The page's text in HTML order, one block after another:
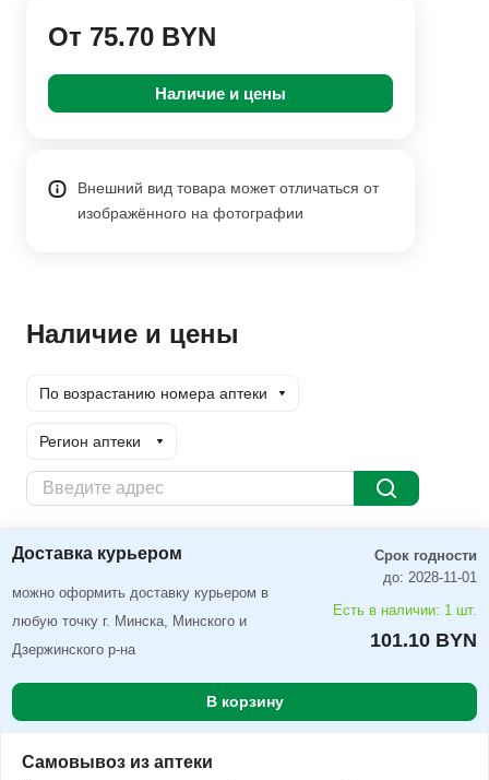
От 75.70 BYN
Наличие и цены
Внешний вид товара может отличаться от
изображённого на фотографии
Наличие и цены
По возрастанию номера аптеки
Регион аптеки
Доставка курьером Заказать
Доставка курьером
можно оформить доставку курьером в
любую точку г. Минска, Минского и
Дзержинского р-на
Срок годности
до: 2028-11-01
Есть в наличии: 1 шт.
101.10 BYN
В корзину
Самовывоз из аптеки